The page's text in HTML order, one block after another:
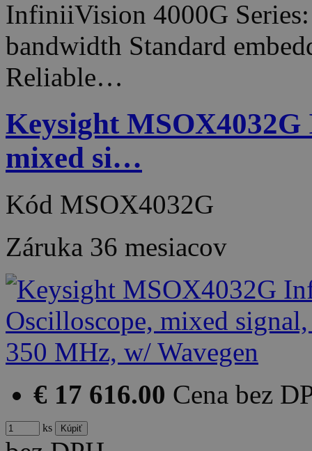
InfiniiVision 4000G
bandwidth Standard
Reliable…
Keysight
mixed si…
Kód MSOX4032G
Záruka 36 mesiacov
€ 17 616.00 Cena bez
ks